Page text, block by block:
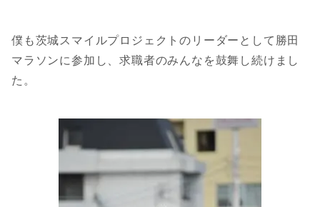
僕も茨城スマイルプロジェクトのリーダーとして勝田
マラソンに参加し、求職者のみんなを鼓舞し続けまし
た。